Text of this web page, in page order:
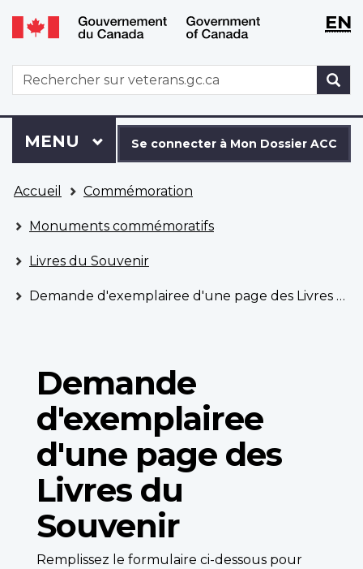
Aller
au
principal
Passer
à
version
HTML
simplifiée
WxT
WxTEN
WxT
Search
form
connecter
à
Dossier
ACC
Se connecter à Mon Dossier ACC
Menu
MENU PRINCIPAL
êtes
ici
Accueil Commémoration
Monuments commémoratifs
Livres du Souvenir
Demande d'exemplairee d'une page des Livres du Souvenir
Demande
d'exemplairee
d'une page des
Livres du
Souvenir
Remplissez le formulaire ci-dessous pour